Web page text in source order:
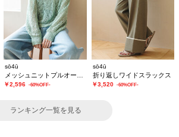
sō4ū
￥2,596 -60%OFF-
sō4ū
折り返しワイドスラックス
￥3,520 -60%OFF-
ランキング一覧を見る